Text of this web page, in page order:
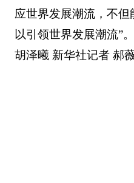
应世界发展潮流，不
以引领世界发展潮流”
胡泽曦 新华社记者 郝